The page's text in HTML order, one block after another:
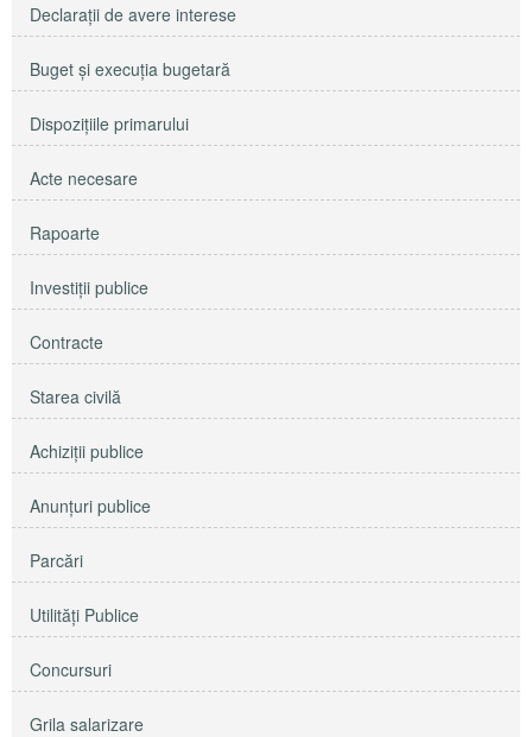
Declaraţii de avere interese
Buget şi execuţia bugetară
Dispoziţiile primarului
Acte necesare
Rapoarte
Investiţii publice
Contracte
Starea civilă
Achiziţii publice
Anunţuri publice
Parcări
Utilităţi Publice
Concursuri
Grila salarizare